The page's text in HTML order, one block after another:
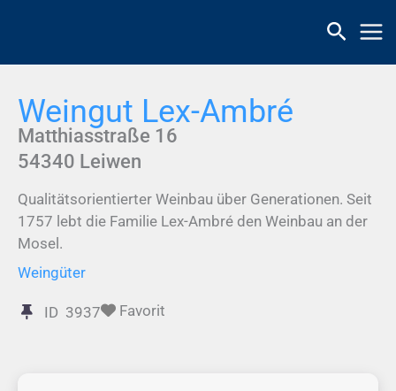
Weingut Lex-Ambré
Matthiasstraße 16
54340 Leiwen
Qualitätsorientierter Weinbau über Generationen. Seit
1757 lebt die Familie Lex-Ambré den Weinbau an der
Mosel.
Weingüter
ID 3937 Favorit